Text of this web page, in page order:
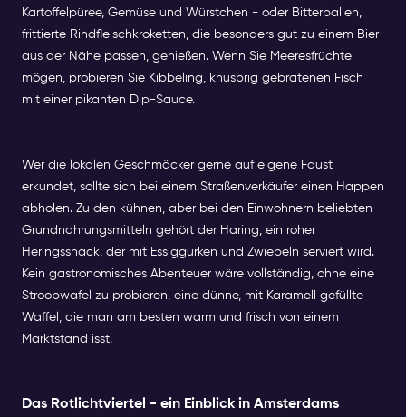
Kartoffelpüree, Gemüse und Würstchen - oder Bitterballen,
frittierte Rindfleischkroketten, die besonders gut zu einem Bier
aus der Nähe passen, genießen. Wenn Sie Meeresfrüchte
mögen, probieren Sie Kibbeling, knusprig gebratenen Fisch
mit einer pikanten Dip-Sauce.
Wer die lokalen Geschmäcker gerne auf eigene Faust
erkundet, sollte sich bei einem Straßenverkäufer einen Happen
abholen. Zu den kühnen, aber bei den Einwohnern beliebten
Grundnahrungsmitteln gehört der Haring, ein roher
Heringssnack, der mit Essiggurken und Zwiebeln serviert wird.
Kein gastronomisches Abenteuer wäre vollständig, ohne eine
Stroopwafel zu probieren, eine dünne, mit Karamell gefüllte
Waffel, die man am besten warm und frisch von einem
Marktstand isst.
Das Rotlichtviertel - ein Einblick in Amsterdams